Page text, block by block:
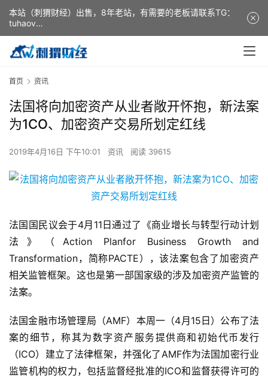
首页 资讯
法国将向加密资产从业者敞开怀抱，新法案
为1CO、加密资产交易所划定红线
2019年4月16日 下午10:01 资讯 阅读 39615
法国国民议会于4月11日通过了《商业增长与转型行动计划
法》（Action Planfor Business Growth and
Transformation，简称PACTE），该法案包含了加密资产
相关监管框架。这也是第一部国家级的涉及加密资产监管的
法案。
法国金融市场管理局（AMF）本周一（4月15日）公布了法
案的细节，称其为数字资产服务提供商和初始代币发行
（ICO）建立了法律框架，并强化了AMF作为法国加密行业
监管机构的权力，包括监督经批准的ICO和监督获得许可的
本站（刺猬财经）出售，8年老站，有需要的老板请联系TG：
tuhaov
This website (ciweicaijing) is for sale. It is a 8-year-old
website. If you need it, please contact TG: tuhaov